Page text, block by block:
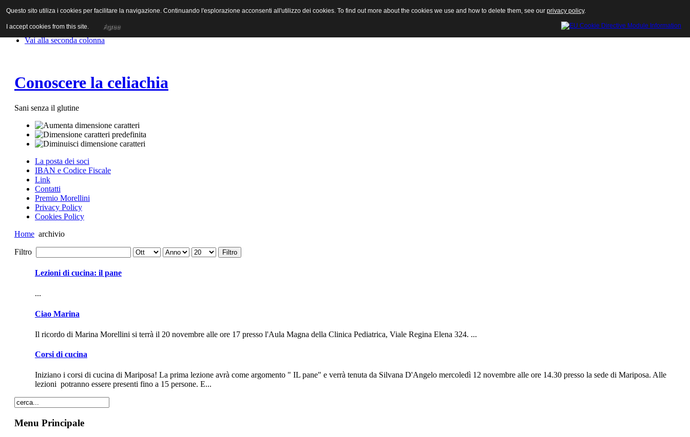
Vai al contenuto
Vai alla prima colonna
Vai alla seconda colonna
Conoscere la celiachia
Sani senza il glutine
La posta dei soci
IBAN e Codice Fiscale
Link
Contatti
Premio Morellini
Privacy Policy
Cookies Policy
Home archivio
Filtro Filtro
Lezioni di cucina: il pane
...
Ciao Marina
Il ricordo di Marina Morellini si terrà il 20 novembre alle ore 17 presso l'Aula Magna della Clinica Pediatrica, Viale Regina Elena 324. ...
Corsi di cucina
Iniziano i corsi di cucina di Mariposa! La prima lezione avrà come argomento " IL pane" e verrà tenuta da Silvana D'Angelo mercoledì 12 novembre alle ore 14.30 presso la sede di Mariposa. Alle
lezioni potranno essere presenti fino a 15 persone. E...
Menu Principale
Questo sito utiliza i cookies per facilitare la navigazione. Continuando l'esplorazione acconsenti all'utilizzo dei cookies. To find out more about the cookies we use and how to delete them, see our privacy policy.
I accept cookies from this site. Agree